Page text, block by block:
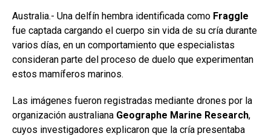
Australia.- Una delfín hembra identificada como Fraggle
fue captada cargando el cuerpo sin vida de su cría durante
varios días, en un comportamiento que especialistas
consideran parte del proceso de duelo que experimentan
estos mamíferos marinos.
Las imágenes fueron registradas mediante drones por la
organización australiana Geographe Marine Research,
cuyos investigadores explicaron que la cría presentaba